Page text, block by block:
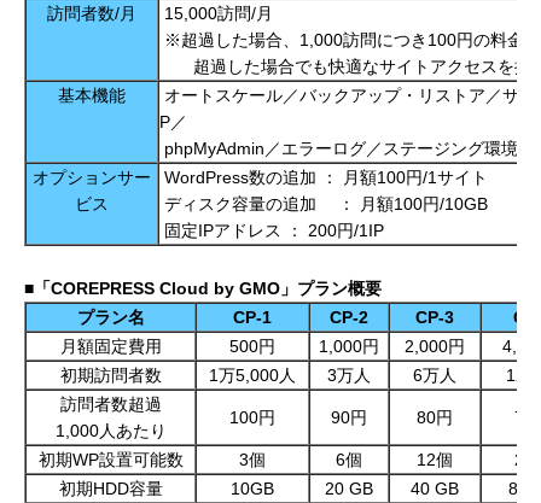
訪問者数/月
15,000訪問/月
※超過した場合、1,000訪問につき100円の料金
超過した場合でも快適なサイトアクセスを提
基本機能
オートスケール／バックアップ・リストア／サ
P／
phpMyAdmin／エラーログ／ステージング環境
オプションサー
ビス
WordPress数の追加 ： 月額100円/1サイト
ディスク容量の追加 ： 月額100円/10GB
固定IPアドレス ： 200円/1IP
■「COREPRESS Cloud by GMO 」プラン概要
プラン名
CP-1 CP-2 CP-3
月額固定費用
500円 1,000円 2,000円
初期訪問者数
1万5,000人 3万人 6万人
12
訪問者数超過
1,000人あたり
100円 90円 80円 70
初期WP設置可能数 3個 6個 12個
24
初期HDD容量
10GB 20 GB 40 GB
80